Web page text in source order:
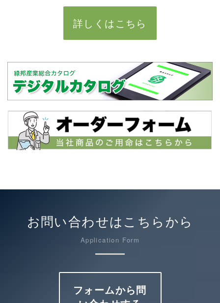
詳しくはこちら
お問い合わせはこちらから
Application Form
フォームから問